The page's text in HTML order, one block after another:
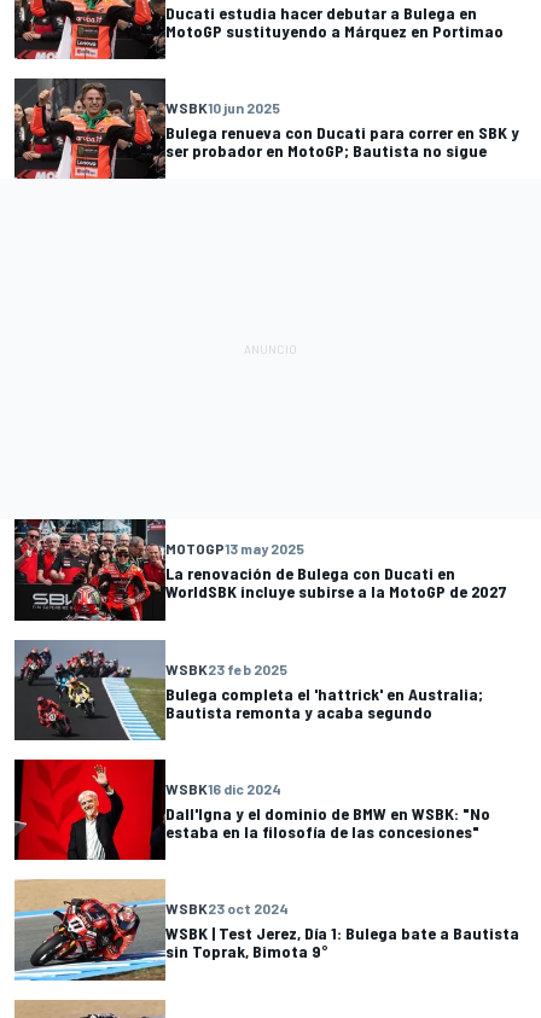
Ducati estudia hacer debutar a Bulega en
MotoGP sustituyendo a Márquez en Portimao
WSBK10 jun 2025
Bulega renueva con Ducati para correr en SBK y
ser probador en MotoGP; Bautista no sigue
MOTOGP13 may 2025
La renovación de Bulega con Ducati en
WorldSBK incluye subirse a la MotoGP de 2027
WSBK23 feb 2025
Bulega completa el 'hattrick' en Australia;
Bautista remonta y acaba segundo
WSBK16 dic 2024
Dall'Igna y el dominio de BMW en WSBK: "No
estaba en la filosofía de las concesiones"
WSBK23 oct 2024
WSBK | Test Jerez, Día 1: Bulega bate a Bautista
sin Toprak, Bimota 9°